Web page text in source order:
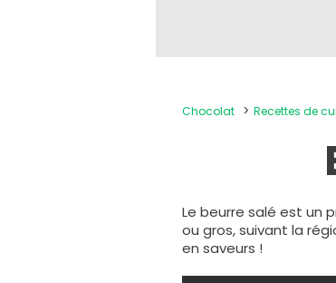
Chocolat Recettes de
Le beurre salé est un
ou gros, suivant la
en saveurs !